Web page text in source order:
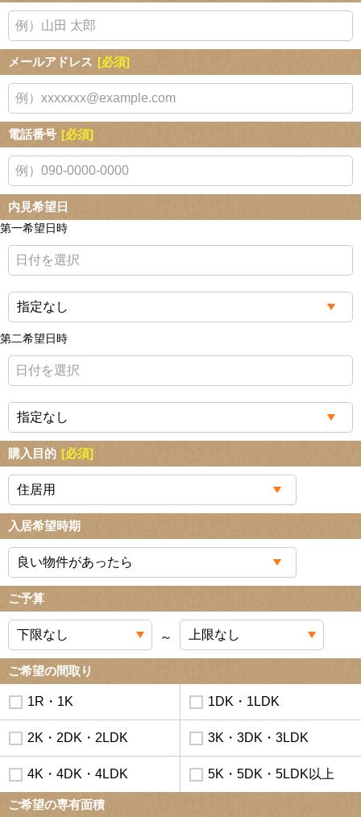
メールアドレス [必須]
電話番号 [必須]
内見希望日
第一希望日時
第二希望日時
購入目的 [必須]
入居希望時期
ご予算
～
ご希望の間取り
1R・1K 1DK・1LDK
2K・2DK・2LDK 3K・3DK・3LDK
4K・4DK・4LDK 5K・5DK・5LDK以上
ご希望の専有面積